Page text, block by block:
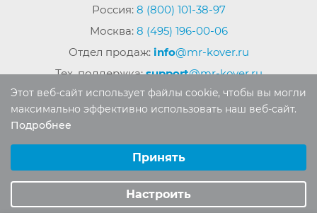
Россия: 8 (800) 101-38-97
Москва: 8 (495) 196-00-06
Отдел продаж: info@mr-kover.ru
Тех. поддержка:support@mr-kover.ru
Авторские права защищены. Воспроизведение
материалов сайта без письменного разрешения
запрещено.
Этот веб-сайт использует файлы cookie, чтобы вы могли
максимально эффективно использовать наш веб-сайт.
Подробнее
Аналитические/Функциональные
Принять
Настроить